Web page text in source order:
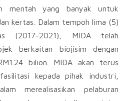
mentah yang banyak untuk
kertas. Dalam tempoh lima (5)
(2017-2021), MIDA telah
berkaitan biojisim dengan
bilion. MIDA akan terus
kepada pihak industri,
merealisasikan pelaburan